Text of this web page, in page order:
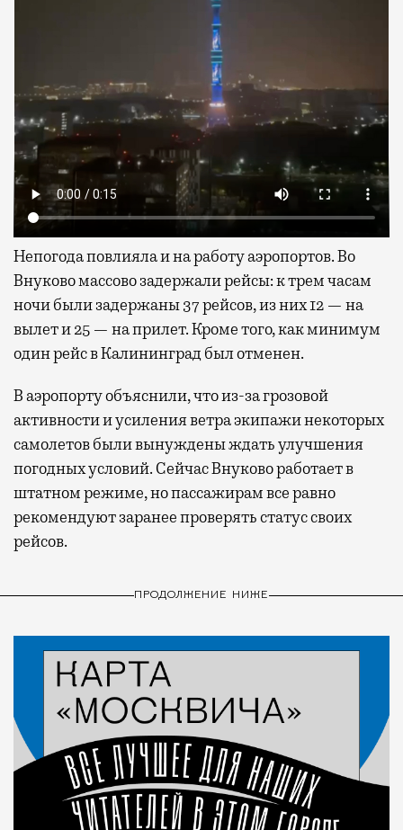
Непогода повлияла и на работу аэропортов. Во
Внуково массово задержали рейсы: к трем часам
ночи были задержаны 37 рейсов, из них 12 — на
вылет и 25 — на прилет. Кроме того, как минимум
один рейс в Калининград был отменен.
В аэропорту объяснили, что из-за грозовой
активности и усиления ветра экипажи некоторых
самолетов были вынуждены ждать улучшения
погодных условий. Сейчас Внуково работает в
штатном режиме, но пассажирам все равно
рекомендуют заранее проверять статус своих
рейсов.
ПРОДОЛЖЕНИЕ НИЖЕ